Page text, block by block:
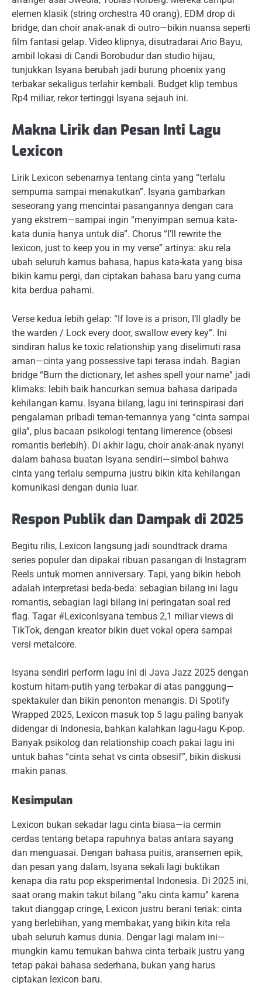
elemen klasik (string orchestra 40 orang), EDM drop di
bridge, dan choir anak-anak di outro—bikin nuansa seperti
film fantasi gelap. Video klipnya, disutradarai Ario Bayu,
ambil lokasi di Candi Borobudur dan studio hijau,
tunjukkan Isyana berubah jadi burung phoenix yang
terbakar sekaligus terlahir kembali. Budget klip tembus
Rp4 miliar, rekor tertinggi Isyana sejauh ini.
Makna Lirik dan Pesan Inti Lagu
Lexicon
Lirik Lexicon sebenarnya tentang cinta yang “terlalu
sempurna sampai menakutkan”. Isyana gambarkan
seseorang yang mencintai pasangannya dengan cara
yang ekstrem—sampai ingin “menyimpan semua kata-
kata dunia hanya untuk dia”. Chorus “I’ll rewrite the
lexicon, just to keep you in my verse” artinya: aku rela
ubah seluruh kamus bahasa, hapus kata-kata yang bisa
bikin kamu pergi, dan ciptakan bahasa baru yang cuma
kita berdua pahami.
Verse kedua lebih gelap: “If love is a prison, I’ll gladly be
the warden / Lock every door, swallow every key”. Ini
sindiran halus ke toxic relationship yang diselimuti rasa
aman—cinta yang possessive tapi terasa indah. Bagian
bridge “Burn the dictionary, let ashes spell your name” jadi
klimaks: lebih baik hancurkan semua bahasa daripada
kehilangan kamu. Isyana bilang, lagu ini terinspirasi dari
pengalaman pribadi teman-temannya yang “cinta sampai
gila”, plus bacaan psikologi tentang limerence (obsesi
romantis berlebih). Di akhir lagu, choir anak-anak nyanyi
dalam bahasa buatan Isyana sendiri—simbol bahwa
cinta yang terlalu sempurna justru bikin kita kehilangan
komunikasi dengan dunia luar.
Respon Publik dan Dampak di 2025
Begitu rilis, Lexicon langsung jadi soundtrack drama
series populer dan dipakai ribuan pasangan di Instagram
Reels untuk momen anniversary. Tapi, yang bikin heboh
adalah interpretasi beda-beda: sebagian bilang ini lagu
romantis, sebagian lagi bilang ini peringatan soal red
flag. Tagar #LexiconIsyana tembus 2,1 miliar views di
TikTok, dengan kreator bikin duet vokal opera sampai
versi metalcore.
Isyana sendiri perform lagu ini di Java Jazz 2025 dengan
kostum hitam-putih yang terbakar di atas panggung—
spektakuler dan bikin penonton menangis. Di Spotify
Wrapped 2025, Lexicon masuk top 5 lagu paling banyak
didengar di Indonesia, bahkan kalahkan lagu-lagu K-pop.
Banyak psikolog dan relationship coach pakai lagu ini
untuk bahas “cinta sehat vs cinta obsesif”, bikin diskusi
makin panas.
Kesimpulan
Lexicon bukan sekadar lagu cinta biasa—ia cermin
cerdas tentang betapa rapuhnya batas antara sayang
dan menguasai. Dengan bahasa puitis, aransemen epik,
dan pesan yang dalam, Isyana sekali lagi buktikan
kenapa dia ratu pop eksperimental Indonesia. Di 2025 ini,
saat orang makin takut bilang “aku cinta kamu” karena
takut dianggap cringe, Lexicon justru berani teriak: cinta
yang berlebihan, yang membakar, yang bikin kita rela
ubah seluruh kamus dunia. Dengar lagi malam ini—
mungkin kamu temukan bahwa cinta terbaik justru yang
tetap pakai bahasa sederhana, bukan yang harus
ciptakan lexicon baru.